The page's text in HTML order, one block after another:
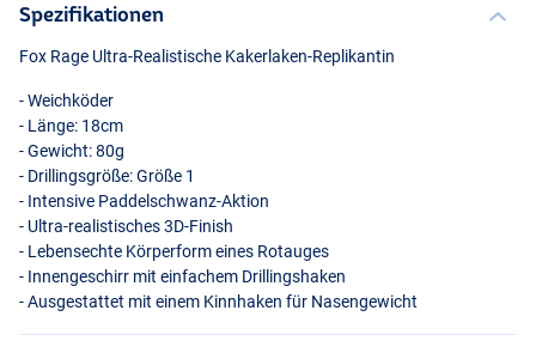
Spezifikationen
Fox Rage Ultra-Realistische Kakerlaken-Replikantin
- Weichköder
- Länge: 18cm
- Gewicht: 80g
- Drillingsgröße: Größe 1
- Intensive Paddelschwanz-Aktion
- Ultra-realistisches 3D-Finish
- Lebensechte Körperform eines Rotauges
- Innengeschirr mit einfachem Drillingshaken
- Ausgestattet mit einem Kinnhaken für Nasengewicht